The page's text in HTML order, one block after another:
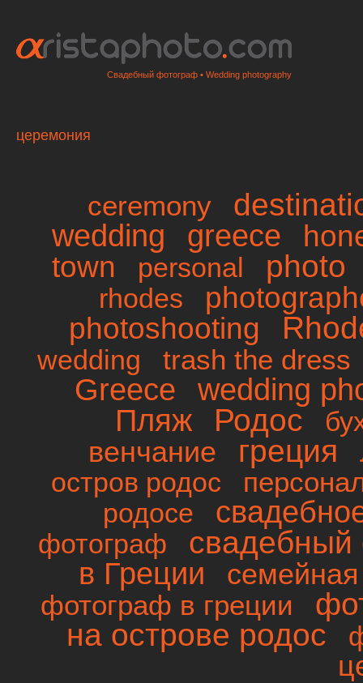
Свадебный фотограф • Wedding photography
церемония
ceremony
wedding
greece
town
personal photo
rhodes
photoshooting
wedding trash the dress
Greece wedding
Пляж Родос
венчание греция
остров родос
родосе
фотограф свадебный
в Греции
фотограф в греции
на острове родос